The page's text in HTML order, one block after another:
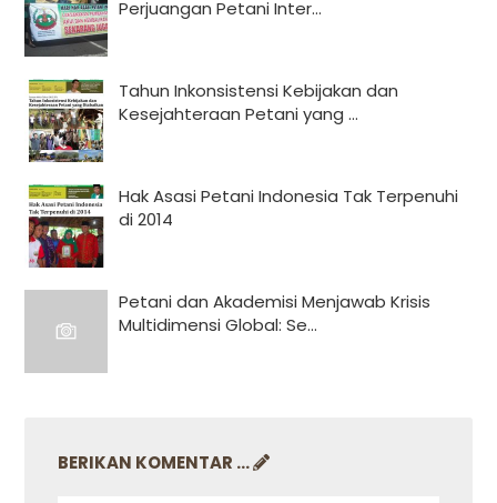
Perjuangan Petani Inter...
Tahun Inkonsistensi Kebijakan dan
Kesejahteraan Petani yang ...
Hak Asasi Petani Indonesia Tak Terpenuhi
di 2014
Petani dan Akademisi Menjawab Krisis
Multidimensi Global: Se...
BERIKAN KOMENTAR ...